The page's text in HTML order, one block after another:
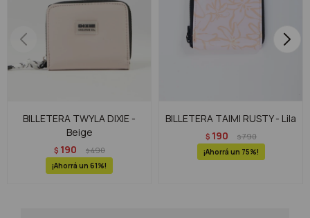
BILLETERA TWYLA DIXIE -
Beige
$ 190 $490
61
BILLETERA TAIMI RUSTY - Lila
$ 190 $790
75